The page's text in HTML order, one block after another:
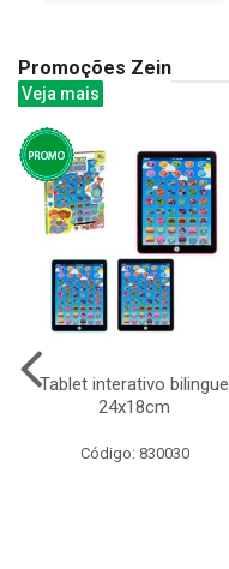
Promoções Zein
Veja mais
Tablet interativo bilingue
24x18cm
Código: 830030